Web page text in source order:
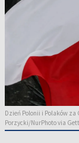
Dzień Polonii i Polaków
Porzycki/NurPhoto via